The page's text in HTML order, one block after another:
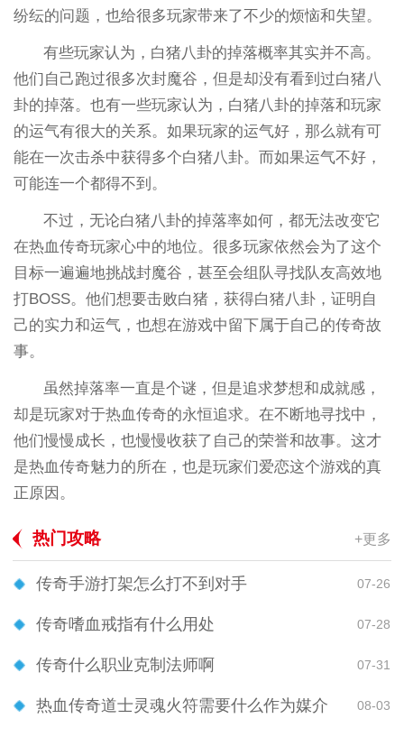
纷纭的问题，也给很多玩家带来了不少的烦恼和失望。
有些玩家认为，白猪八卦的掉落概率其实并不高。
他们自己跑过很多次封魔谷，但是却没有看到过白猪八
卦的掉落。也有一些玩家认为，白猪八卦的掉落和玩家
的运气有很大的关系。如果玩家的运气好，那么就有可
能在一次击杀中获得多个白猪八卦。而如果运气不好，
可能连一个都得不到。
不过，无论白猪八卦的掉落率如何，都无法改变它
在热血传奇玩家心中的地位。很多玩家依然会为了这个
目标一遍遍地挑战封魔谷，甚至会组队寻找队友高效地
打BOSS。他们想要击败白猪，获得白猪八卦，证明自
己的实力和运气，也想在游戏中留下属于自己的传奇故
事。
虽然掉落率一直是个谜，但是追求梦想和成就感，
却是玩家对于热血传奇的永恒追求。在不断地寻找中，
他们慢慢成长，也慢慢收获了自己的荣誉和故事。这才
是热血传奇魅力的所在，也是玩家们爱恋这个游戏的真
正原因。
热门攻略 +更多
传奇手游打架怎么打不到对手 07-26
传奇嗜血戒指有什么用处 07-28
传奇什么职业克制法师啊 07-31
热血传奇道士灵魂火符需要什么作为媒介 08-03